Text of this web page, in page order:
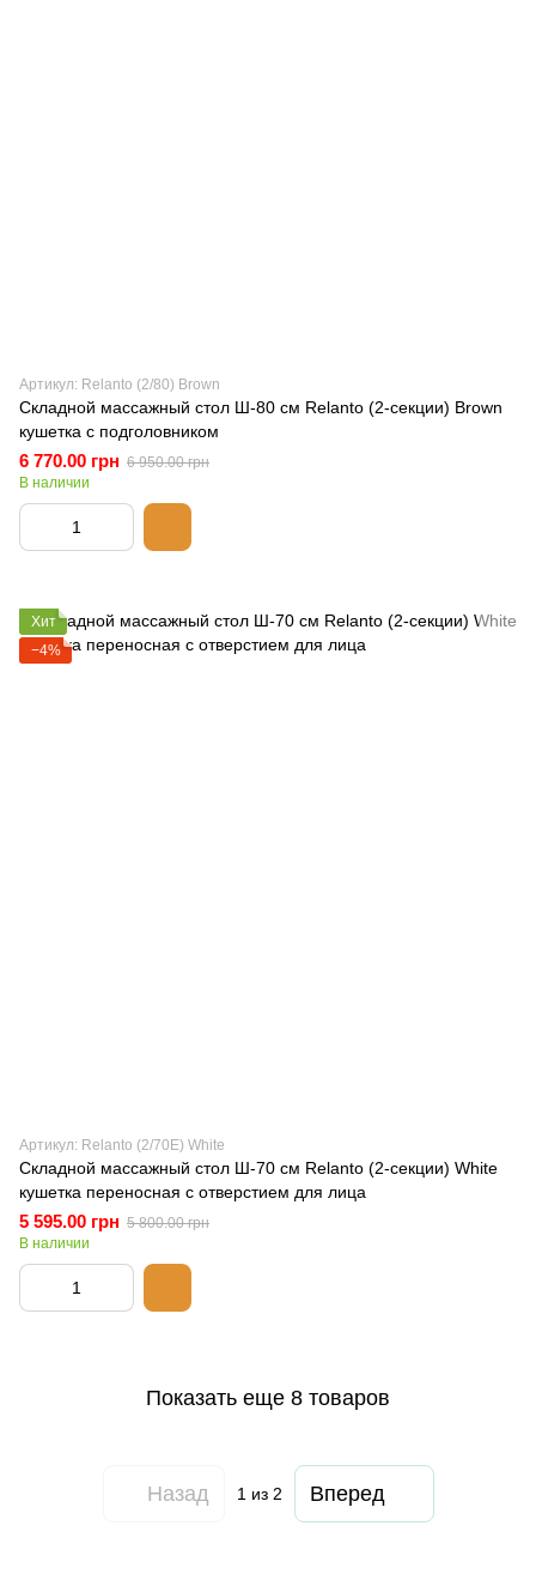
Артикул: Relanto (2/80) Brown
Складной массажный стол Ш-80 см Relanto (2-секции) Brown
кушетка с подголовником
6 770.00 грн 6 950.00 грн
В наличии
Хит
−4%
Артикул: Relanto (2/70Е) White
Складной массажный стол Ш-70 см Relanto (2-секции) White
кушетка переносная с отверстием для лица
5 595.00 грн 5 800.00 грн
В наличии
Показать еще 8 товаров
Назад 1 из 2 Вперед